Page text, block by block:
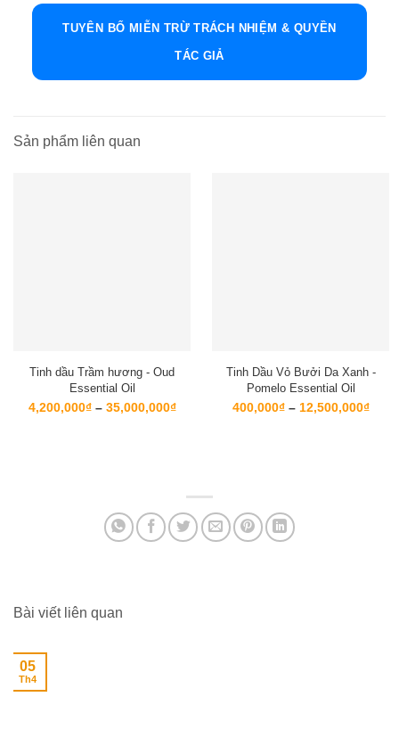
TUYÊN BỐ MIỄN TRỪ TRÁCH NHIỆM & QUYỀN
TÁC GIẢ
Sản phẩm liên quan
Tinh dầu Trầm hương - Oud
Essential Oil
4,200,000₫ – 35,000,000₫Khoảng
Tinh Dầu Vỏ Bưởi Da Xanh -
Pomelo Essential Oil
400,000₫ – 12,500,000₫
Bài viết liên quan
05
Th4